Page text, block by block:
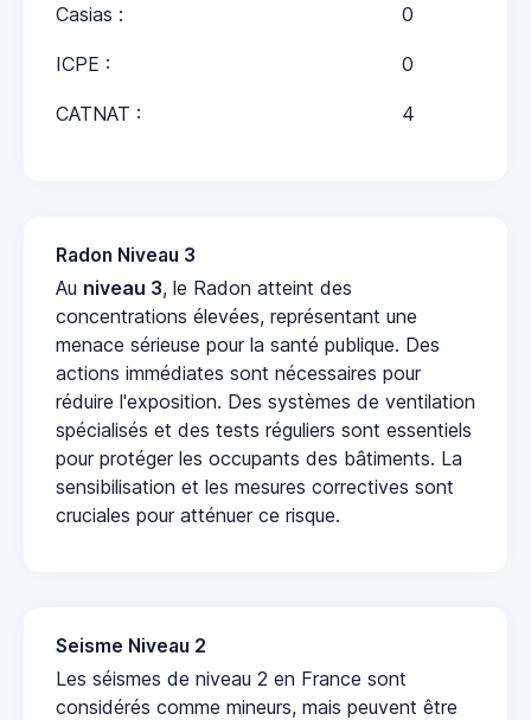
Casias : 0
ICPE : 0
CATNAT : 4
Radon Niveau 3
Au niveau 3, le Radon atteint des
concentrations élevées, représentant une
menace sérieuse pour la santé publique. Des
actions immédiates sont nécessaires pour
réduire l'exposition. Des systèmes de ventilation
spécialisés et des tests réguliers sont essentiels
pour protéger les occupants des bâtiments. La
sensibilisation et les mesures correctives sont
cruciales pour atténuer ce risque.
Seisme Niveau 2
Les séismes de niveau 2 en France sont
considérés comme mineurs, mais peuvent être